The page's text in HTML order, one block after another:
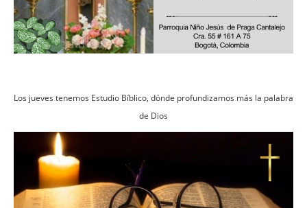
Los jueves tenemos Estudio Bíblico, dónde profundizamos más la palabra
de Dios
Imagen